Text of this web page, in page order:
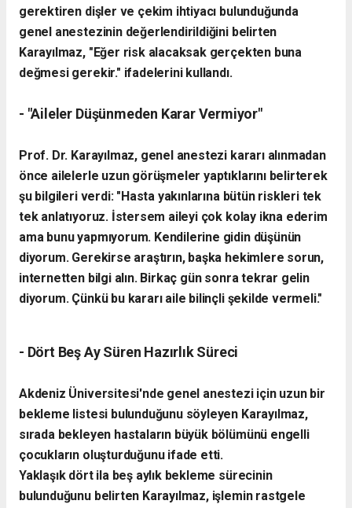
gerektiren dişler ve çekim ihtiyacı bulunduğunda
genel anestezinin değerlendirildiğini belirten
Karayılmaz, "Eğer risk alacaksak gerçekten buna
değmesi gerekir." ifadelerini kullandı.
- "Aileler Düşünmeden Karar Vermiyor"
Prof. Dr. Karayılmaz, genel anestezi kararı alınmadan
önce ailelerle uzun görüşmeler yaptıklarını belirterek
şu bilgileri verdi: "Hasta yakınlarına bütün riskleri tek
tek anlatıyoruz. İstersem aileyi çok kolay ikna ederim
ama bunu yapmıyorum. Kendilerine gidin düşünün
diyorum. Gerekirse araştırın, başka hekimlere sorun,
internetten bilgi alın. Birkaç gün sonra tekrar gelin
diyorum. Çünkü bu kararı aile bilinçli şekilde vermeli."
- Dört Beş Ay Süren Hazırlık Süreci
Akdeniz Üniversitesi'nde genel anestezi için uzun bir
bekleme listesi bulunduğunu söyleyen Karayılmaz,
sırada bekleyen hastaların büyük bölümünü engelli
çocukların oluşturduğunu ifade etti.
Yaklaşık dört ila beş aylık bekleme sürecinin
bulunduğunu belirten Karayılmaz, işlemin rastgele